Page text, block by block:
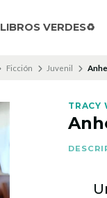
LIBROS VERDES♻️
Ficción Juvenil
TRACY